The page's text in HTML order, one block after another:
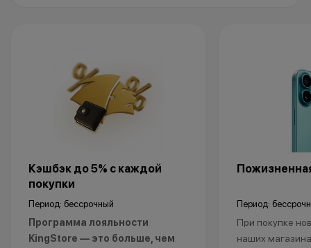
Кэшбэк до 5% с каждой
покупки
Период: бессрочный
Программа лояльности
KingStore — это больше, чем
Период:
При покупке
наших